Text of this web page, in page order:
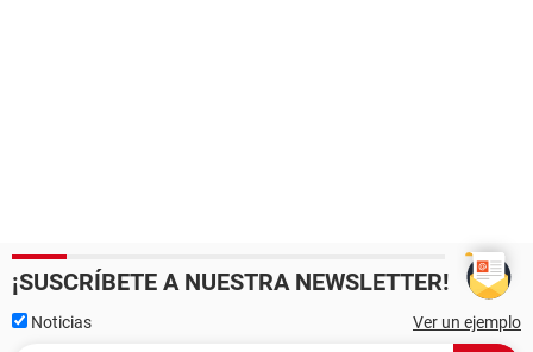
¡SUSCRÍBETE A NUESTRA NEWSLETTER!
Noticias Ver un ejemplo